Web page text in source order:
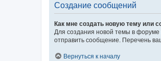
Создание сообщений
Как мне создать новую тему или
Для создания новой темы в
отправить сообщение. Перечень
Вернуться к началу